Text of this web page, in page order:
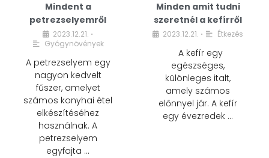
Mindent a
petrezselyemről
2023.12.21. •
Gyógynövények
A petrezselyem egy
nagyon kedvelt
fűszer, amelyet
számos konyhai étel
elkészítéséhez
használnak. A
petrezselyem
egyfajta …
Minden amit tudni
szeretnél a kefírről
2023.12.21. • Étkezés
A kefír egy
egészséges,
különleges italt,
amely számos
előnnyel jár. A kefír
egy évezredek …